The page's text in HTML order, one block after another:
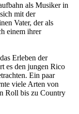
als Musiker in
mit der
Vater, der als
einem ihrer
Erleben der
es den jungen Rico
Ein paar
viele Arten von
Roll bis zu Country